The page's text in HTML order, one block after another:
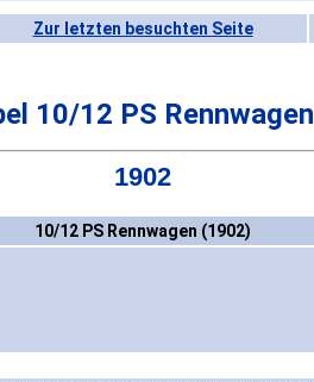
Zur letzten besuchten Seite
10/12 PS Rennwagen
1902
10/12 PS Rennwagen (1902)